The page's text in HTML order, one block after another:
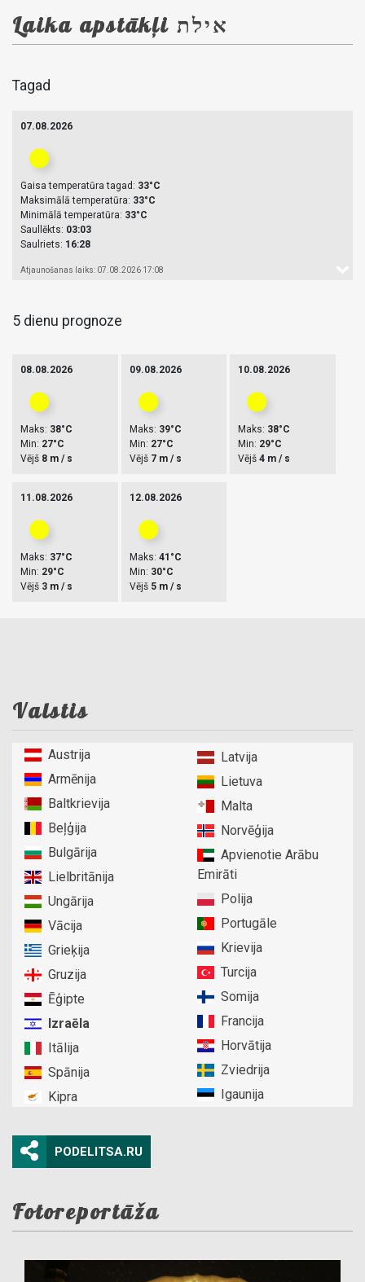
Laika apstākļi אילת
Tagad
07.08.2026
Gaisa temperatūra tagad: 33°C
Maksimālā temperatūra: 33°C
Minimālā temperatūra: 33°C
Saullēkts: 03:03
Saulriets: 16:28
Atjaunošanas laiks: 07.08.2026 17:08
5 dienu prognoze
08.08.2026
Maks: 38°C
Min: 27°C
Vējš 8 m / s
09.08.2026
Maks: 39°C
Min: 27°C
Vējš 7 m / s
10.08.2026
Maks: 38°C
Min: 29°C
Vējš4 m / s
11.08.2026
Maks: 37°C
Min: 29°C
Vējš 3 m / s
12.08.2026
Maks: 41°C
Min: 30°C
Vējš 5 m / s
Valstis
Austrija
Armēnija
Baltkrievija
Beļģija
Bulgārija
Lielbritānija
Ungārija
Vācija
Grieķija
Gruzija
Ēģipte
Izraēla
Itālija
Spānija
Kipra
Latvija
Lietuva
Malta
Norvēģija
Apvienotie Arābu
Emirāti
Polija
Portugāle
Krievija
Turcija
Somija
Francija
Horvātija
Zviedrija
Igaunija
PODELITSA.RU
Fotoreportāža